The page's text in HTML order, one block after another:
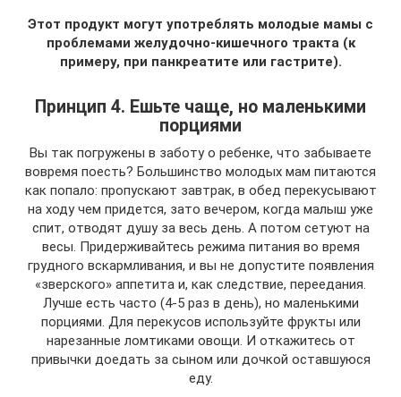
Этот продукт могут употреблять молодые мамы с
проблемами желудочно-кишечного тракта (к
примеру, при панкреатите или гастрите).
Принцип 4. Ешьте чаще, но маленькими
порциями
Вы так погружены в заботу о ребенке, что забываете
вовремя поесть? Большинство молодых мам питаются
как попало: пропускают завтрак, в обед перекусывают
на ходу чем придется, зато вечером, когда малыш уже
спит, отводят душу за весь день. А потом сетуют на
весы. Придерживайтесь режима питания во время
грудного вскармливания, и вы не допустите появления
«зверского» аппетита и, как следствие, переедания.
Лучше есть часто (4-5 раз в день), но маленькими
порциями. Для перекусов используйте фрукты или
нарезанные ломтиками овощи. И откажитесь от
привычки доедать за сыном или дочкой оставшуюся
еду.